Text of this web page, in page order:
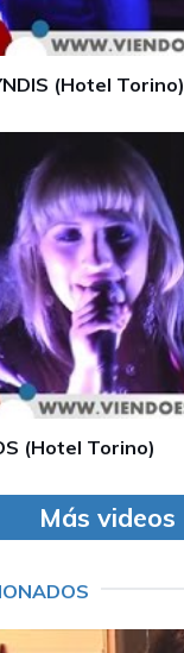
(Hotel Torino)
(Hotel Torino)
Más videos